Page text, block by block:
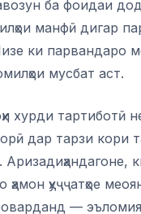
ба фоидаи
манфӣ дигар
ки парвандаро
мусбат аст.
хурди тартиботӣ
дар тарзи кори
ҳуҷҷатҳое
—